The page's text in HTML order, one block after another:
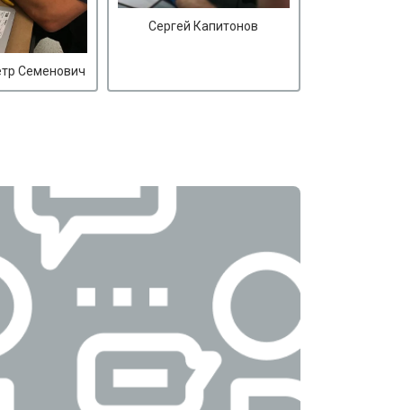
Семенович
Сергей Капитонов